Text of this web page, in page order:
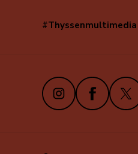
Navegación
#Thyssenmultimedia
InstagramFacebook
X